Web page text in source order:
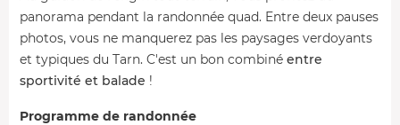
panorama pendant la randonnée quad. Entre deux pauses
photos, vous ne manquerez pas les paysages verdoyants
et typiques du Tarn. C'est un bon combiné entre
sportivité et balade !
Programme de randonnée